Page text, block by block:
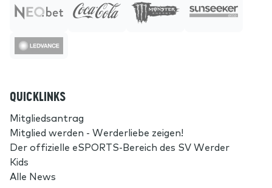
QUICKLINKS
Mitgliedsantrag
Mitglied werden - Werderliebe zeigen!
Der offizielle eSPORTS-Bereich des SV Werder
Kids
Alle News